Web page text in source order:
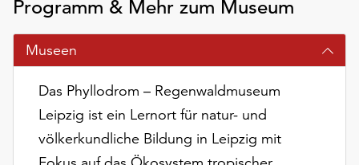
am
der
Seite
Schaltfläche
„Cookie-
Einstellungen“
Programm & Mehr zum Museum
Museen
Das Phyllodrom – Regenwaldmuseum
Leipzig ist ein Lernort für natur- und
völkerkundliche Bildung in Leipzig mit